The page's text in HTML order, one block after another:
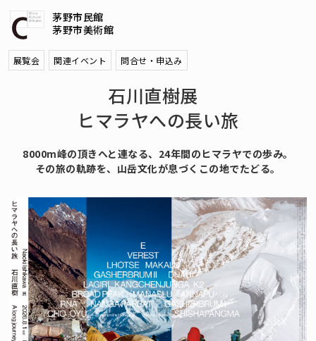
茅野市民館
茅野市美術館
展覧会 関連イベント 問合せ・申込み
石川直樹展
ヒマラヤへの長い旅
8000m峰の頂きへと連なる、24年間のヒマラヤでの歩み。
その旅の軌跡を、山岳文化が息づくこの地でたどる。